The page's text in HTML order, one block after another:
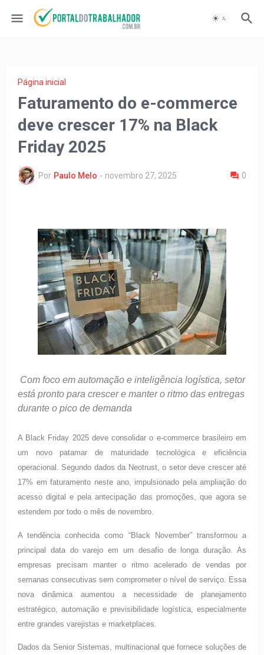
Página inicial
Faturamento do e-commerce
deve crescer 17% na Black
Friday 2025
Por Paulo Melo - novembro 27, 2025 0
Com foco em automação e inteligência logística, setor
está pronto para crescer e manter o ritmo das entregas
durante o pico de demanda
A Black Friday 2025 deve consolidar o e-commerce brasileiro em
um novo patamar de maturidade tecnológica e eficiência
operacional. Segundo dados da Neotrust, o setor deve crescer até
17% em faturamento neste ano, impulsionado pela ampliação do
acesso digital e pela antecipação das promoções, que agora se
estendem por todo o mês de novembro.
A tendência conhecida como “Black November” transformou a
principal data do varejo em um desafio de longa duração. As
empresas precisam manter o ritmo acelerado de vendas por
semanas consecutivas sem comprometer o nível de serviço. Essa
nova dinâmica aumentou a necessidade de planejamento
estratégico, automação e previsibilidade logística, especialmente
entre grandes varejistas e marketplaces.
Dados da Senior Sistemas, multinacional que fornece soluções de